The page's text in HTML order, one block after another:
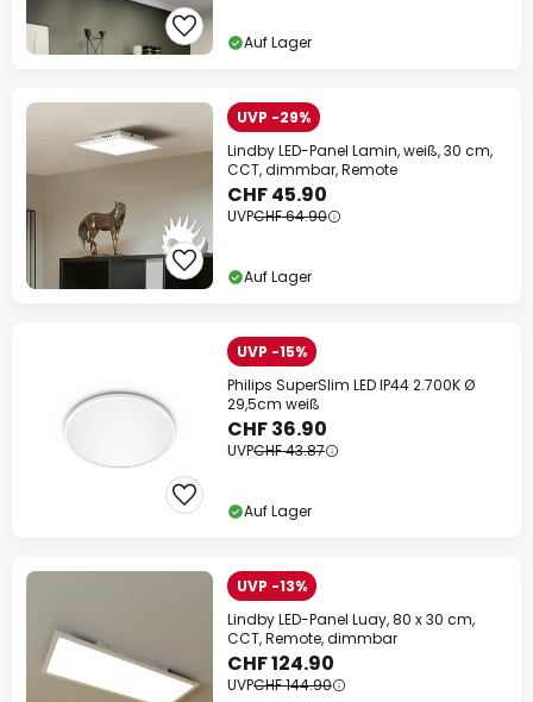
Auf Lager
UVP -29%
Lindby LED-Panel Lamin, weiß, 30 cm,
CCT, dimmbar, Remote
CHF 45.90
UVPCHF 64.90
Auf Lager
UVP -15%
Philips SuperSlim LED IP44 2.700K Ø
29,5cm weiß
CHF 36.90
UVPCHF 43.87
Auf Lager
UVP -13%
Lindby LED-Panel Luay, 80 x 30 cm,
CCT, Remote, dimmbar
CHF 124.90
UVPCHF 144.90